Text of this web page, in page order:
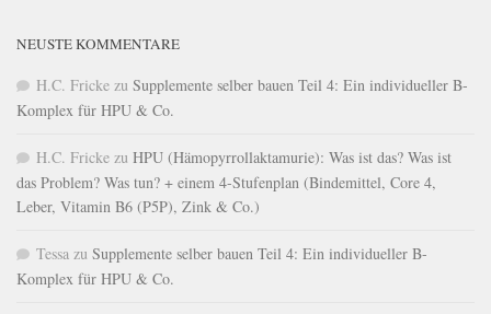
NEUSTE KOMMENTARE
H.C. Fricke zu Supplemente selber bauen Teil 4: Ein individueller B-
Komplex für HPU & Co.
H.C. Fricke zu HPU (Hämopyrrollaktamurie): Was ist das? Was ist
das Problem? Was tun? + einem 4-Stufenplan (Bindemittel, Core 4,
Leber, Vitamin B6 (P5P), Zink & Co.)
Tessa zu Supplemente selber bauen Teil 4: Ein individueller B-
Komplex für HPU & Co.